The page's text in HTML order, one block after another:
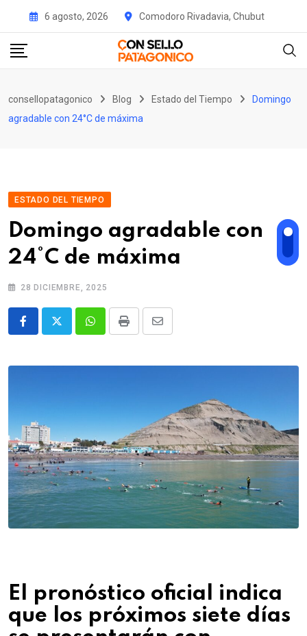
content
6 agosto, 2026 Comodoro Rivadavia, Chubut
consellopatagonico Blog Estado del Tiempo
Domingo
agradable con 24°C de máxima
ESTADO DEL TIEMPO
Domingo agradable con
24°C de máxima
28 DICIEMBRE, 2025
WhatsappPrint
Share
Email
El pronóstico oficial indica
que los próximos siete días